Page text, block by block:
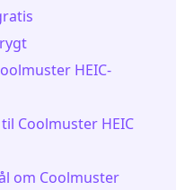
HEIC-
Coolmuster HEIC
om Coolmuster